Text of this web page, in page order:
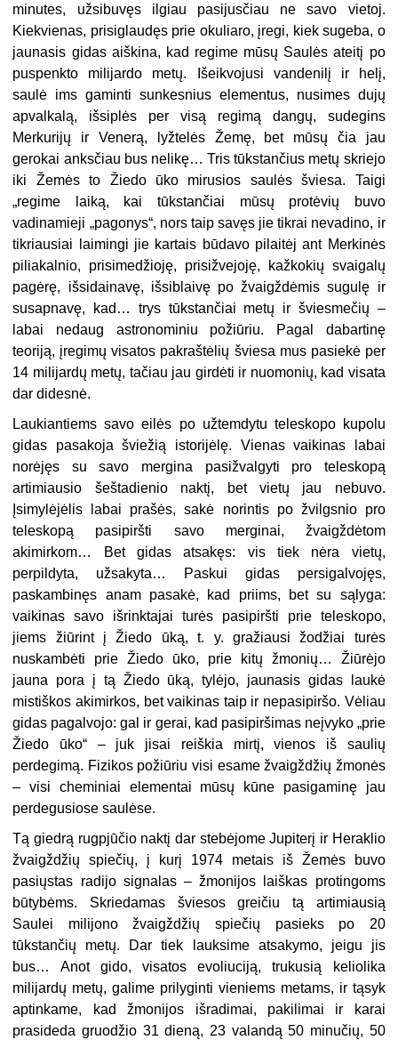
minutes, užsibuvęs ilgiau pasijusčiau ne savo vietoj.
Kiekvienas, prisiglaudęs prie okuliaro, įregi, kiek sugeba, o
jaunasis gidas aiškina, kad regime mūsų Saulės ateitį po
puspenkto milijardo metų. Išeikvojusi vandenilį ir helį,
saulė ims gaminti sunkesnius elementus, nusimes dujų
apvalkalą, išsiplės per visą regimą dangų, sudegins
Merkurijų ir Venerą, lyžtelės Žemę, bet mūsų čia jau
gerokai anksčiau bus nelikę… Tris tūkstančius metų skriejo
iki Žemės to Žiedo ūko mirusios saulės šviesa. Taigi
„regime laiką, kai tūkstančiai mūsų protėvių buvo
vadinamieji „pagonys“, nors taip savęs jie tikrai nevadino, ir
tikriausiai laimingi jie kartais būdavo pilaitėj ant Merkinės
piliakalnio, prisimedžioję, prisižvejoję, kažkokių svaigalų
pagėrę, išsidainavę, išsiblaivę po žvaigždėmis sugulę ir
susapnavę, kad… trys tūkstančiai metų ir šviesmečių –
labai nedaug astronominiu požiūriu. Pagal dabartinę
teoriją, įregimų visatos pakraštėlių šviesa mus pasiekė per
14 milijardų metų, tačiau jau girdėti ir nuomonių, kad visata
dar didesnė.
Laukiantiems savo eilės po užtemdytu teleskopo kupolu
gidas pasakoja šviežią istorijėlę. Vienas vaikinas labai
norėjęs su savo mergina pasižvalgyti pro teleskopą
artimiausio šeštadienio naktį, bet vietų jau nebuvo.
Įsimylėjėlis labai prašės, sakė norintis po žvilgsnio pro
teleskopą pasipiršti savo merginai, žvaigždėtom
akimirkom… Bet gidas atsakęs: vis tiek nėra vietų,
perpildyta, užsakyta… Paskui gidas persigalvojęs,
paskambinęs anam pasakė, kad priims, bet su sąlyga:
vaikinas savo išrinktajai turės pasipiršti prie teleskopo,
jiems žiūrint į Žiedo ūką, t. y. gražiausi žodžiai turės
nuskambėti prie Žiedo ūko, prie kitų žmonių… Žiūrėjo
jauna pora į tą Žiedo ūką, tylėjo, jaunasis gidas laukė
mistiškos akimirkos, bet vaikinas taip ir nepasipiršo. Vėliau
gidas pagalvojo: gal ir gerai, kad pasipiršimas neįvyko „prie
Žiedo ūko“ – juk jisai reiškia mirtį, vienos iš saulių
perdegimą. Fizikos požiūriu visi esame žvaigždžių žmonės
– visi cheminiai elementai mūsų kūne pasigaminę jau
perdegusiose saulėse.
Tą giedrą rugpjūčio naktį dar stebėjome Jupiterį ir Heraklio
žvaigždžių spiečių, į kurį 1974 metais iš Žemės buvo
pasiųstas radijo signalas – žmonijos laiškas protingoms
būtybėms. Skriedamas šviesos greičiu tą artimiausią
Saulei milijono žvaigždžių spiečių pasieks po 20
tūkstančių metų. Dar tiek lauksime atsakymo, jeigu jis
bus… Anot gido, visatos evoliuciją, trukusią keliolika
milijardų metų, galime prilyginti vieniems metams, ir tąsyk
aptinkame, kad žmonijos išradimai, pakilimai ir karai
prasideda gruodžio 31 dieną, 23 valandą 50 minučių, 50